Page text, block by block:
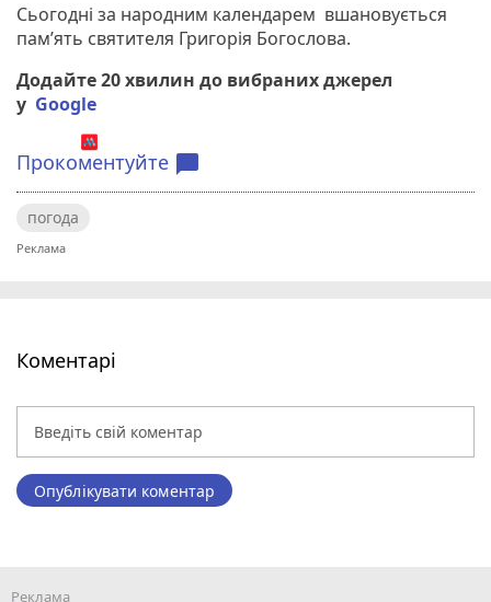
Сьогодні за народним календарем вшановується
пам’ять святителя Григорія Богослова.
Додайте 20 хвилин до вибраних джерел
у Google
Прокоментуйте chat_bubble
погода
Коментарі
Опублікувати коментар